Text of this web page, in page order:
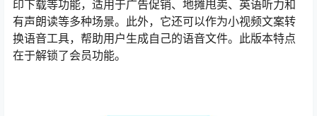
印下载等功能，适用于广告促销、地摊甩卖、英语听力和
有声朗读等多种场景。此外，它还可以作为小视频文案转
换语音工具，帮助用户生成自己的语音文件。此版本特点
在于解锁了会员功能。